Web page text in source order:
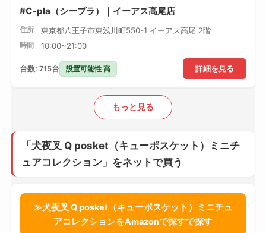
#C-pla（シープラ）｜イーアス高尾店
住所 東京都八王子市東浅川町550-1 イーアス高尾 2階
時間 10:00~21:00
詳細を見る
台数: 715台 設置可能性 高
もっと見る
「犬夜叉 Q posket（キューポスケット）ミニチ
ュアコレクション」をネットで買う
≫犬夜叉 Q posket（キューポスケット）ミニチュ
アコレクションをAmazonで探すで探す